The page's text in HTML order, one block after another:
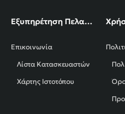
Εξυπηρέτηση Πελατών
Επικοινωνία
Λίστα Κατασκευαστών
Χάρτης Ιστοτόπου